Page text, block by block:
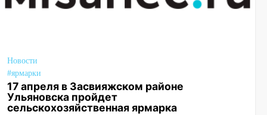
Новости
#ярмарки
17 апреля в Засвияжском районе
Ульяновска пройдет
сельскохозяйственная ярмарка